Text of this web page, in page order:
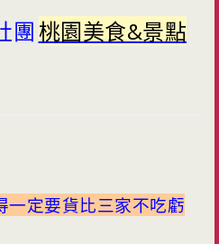
團桃園美食&景點
一定要貨比三家不吃虧